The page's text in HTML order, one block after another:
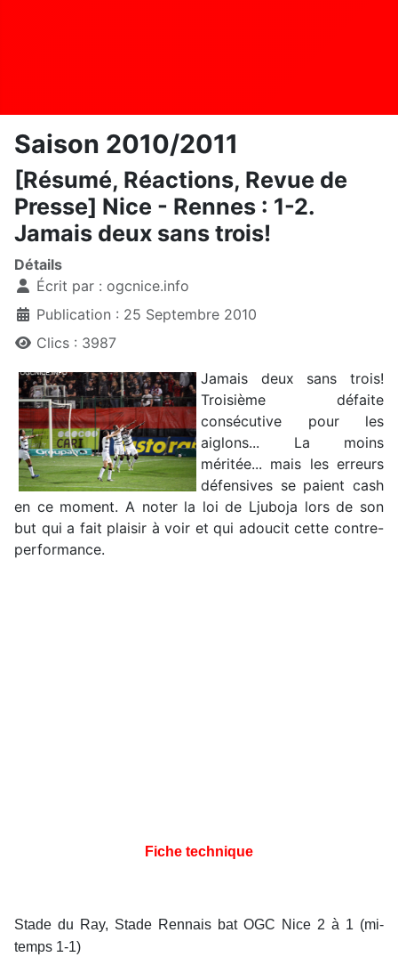
Saison 2010/2011
[Résumé, Réactions, Revue de
Presse] Nice - Rennes : 1-2.
Jamais deux sans trois!
Détails
Écrit par : ogcnice.info
Publication : 25 Septembre 2010
Clics : 3987
Jamais deux sans trois!
Troisième défaite
consécutive pour les
aiglons... La moins
méritée... mais les erreurs
défensives se paient cash
en ce moment. A noter la loi de Ljuboja lors de son
but qui a fait plaisir à voir et qui adoucit cette contre-
performance.
Fiche technique
Stade du Ray, Stade Rennais bat OGC Nice 2 à 1 (mi-
temps 1-1)